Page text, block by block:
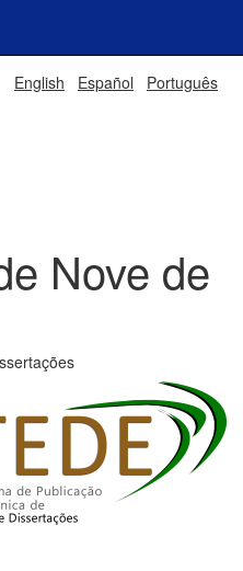
English Español Português
Nove de